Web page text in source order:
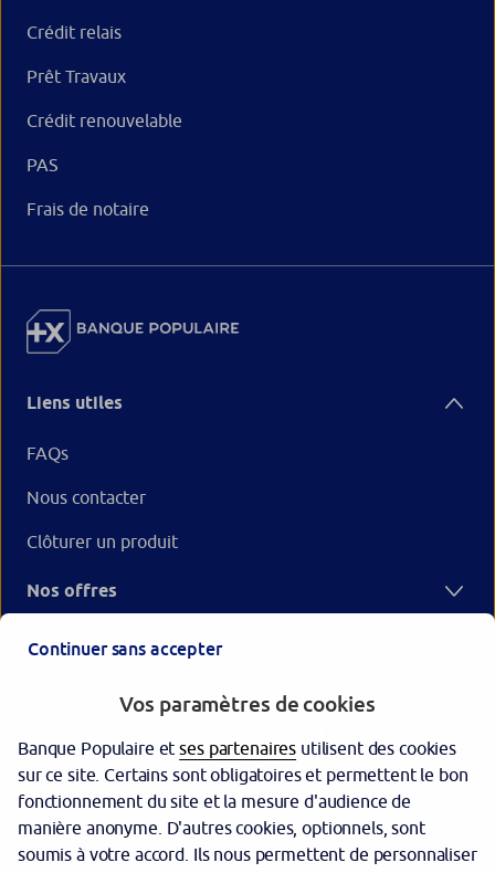
Crédit relais
Prêt Travaux
Crédit renouvelable
PAS
Frais de notaire
Liens utiles
FAQs
Nous contacter
Clôturer un produit
Nos offres
Garantie des dépôts
Continuer sans accepter
Vos paramètres de cookies
Banque Populaire etses partenaires utilisent des cookies
sur ce site. Certains sont obligatoires et permettent le bon
fonctionnement du site et la mesure d'audience de
manière anonyme. D'autres cookies, optionnels, sont
soumis à votre accord. Ils nous permettent de personnaliser